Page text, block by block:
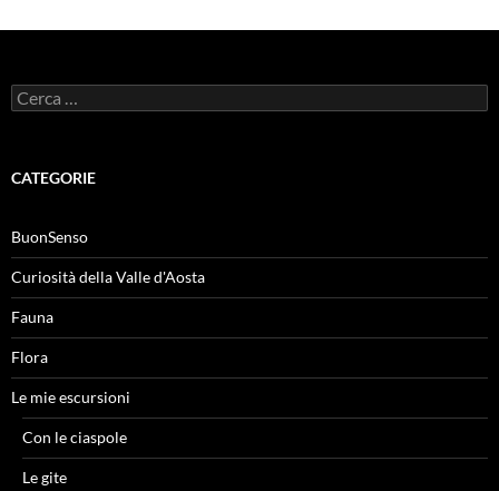
Ricerca
per:
CATEGORIE
BuonSenso
Curiosità della Valle d'Aosta
Fauna
Flora
Le mie escursioni
Con le ciaspole
Le gite